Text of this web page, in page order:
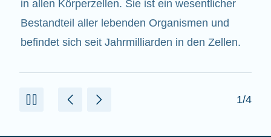
Bote. Sie interagiert mit anderen Komponenten
in den Zellen, die zur Bildung von Proteinen
beitragen.
2/4